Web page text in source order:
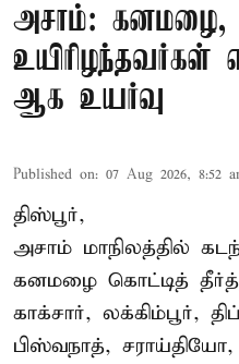
அசாம்:
ஆக உயர்வு
Published on: 07 Aug 2026, 8:52
திஸ்பூர்,
அசாம் மாநிலத்தில்
கனமழை கொட்டித்
காக்சார், லக்கிம்பூர்,
பிஸ்வநாத், சராய்தியோ,